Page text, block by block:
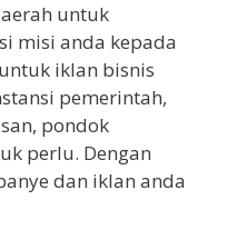
untuk
misi anda kepada
iklan bisnis
pemerintah,
pondok
perlu. Dengan
dan iklan anda